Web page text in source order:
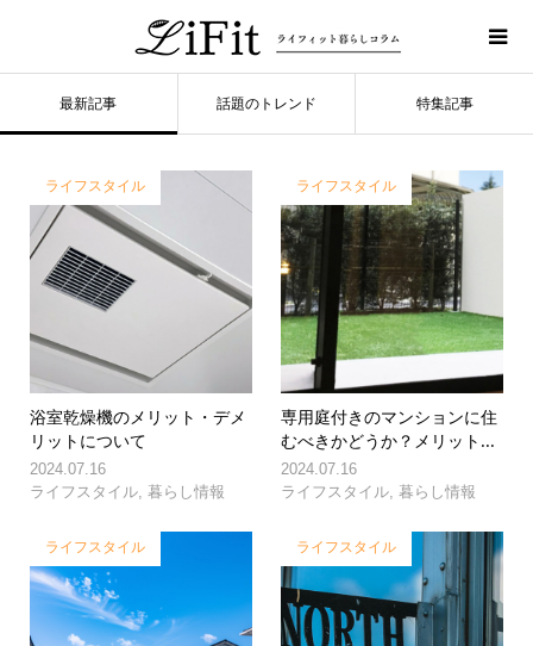
最新記事 話題のトレンド 特集記事
ライフスタイル
浴室乾燥機のメリット・デメ
リットについて
2024.07.16
ライフスタイル, 暮らし情報
ライフスタイル
専用庭付きのマンションに住
むべきかどうか？メリット...
2024.07.16
ライフスタイル ,暮らし情報
ライフスタイル ライフスタイル